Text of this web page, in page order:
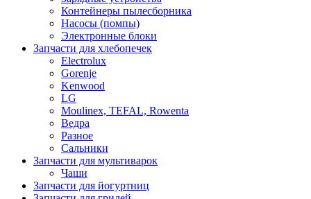
Контейнеры пылесборника
Насосы (помпы)
Электронные блоки
Запчасти для хлебопечек
Electrolux
Gorenje
Kenwood
LG
Moulinex, TEFAL, Rowenta
Ведра
Разное
Сальники
Запчасти для мультиварок
Чаши
Запчасти для йогуртниц